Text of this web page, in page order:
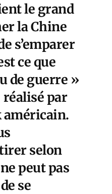
le grand
la Chine
s’emparer
ce que
de guerre »
par
selon
peut pas
se